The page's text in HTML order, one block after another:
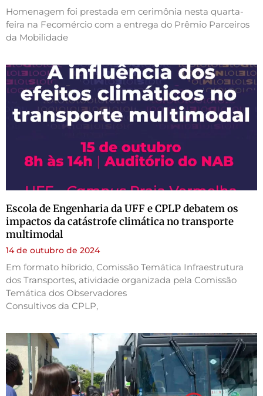
Homenagem foi prestada em cerimônia nesta quarta-
feira na Fecomércio com a entrega do Prêmio Parceiros
da Mobilidade
Escola de Engenharia da UFF e CPLP debatem os
impactos da catástrofe climática no transporte
multimodal
14 de outubro de 2024
Em formato híbrido, Comissão Temática Infraestrutura
dos Transportes, atividade organizada pela Comissão
Temática dos Observadores
Consultivos da CPLP,